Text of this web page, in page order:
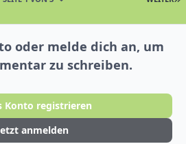
oder melde dich an, um
zu schreiben.
Konto registrieren
anmelden